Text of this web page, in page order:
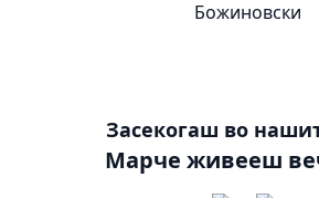
Засекогаш во
Марче живееш